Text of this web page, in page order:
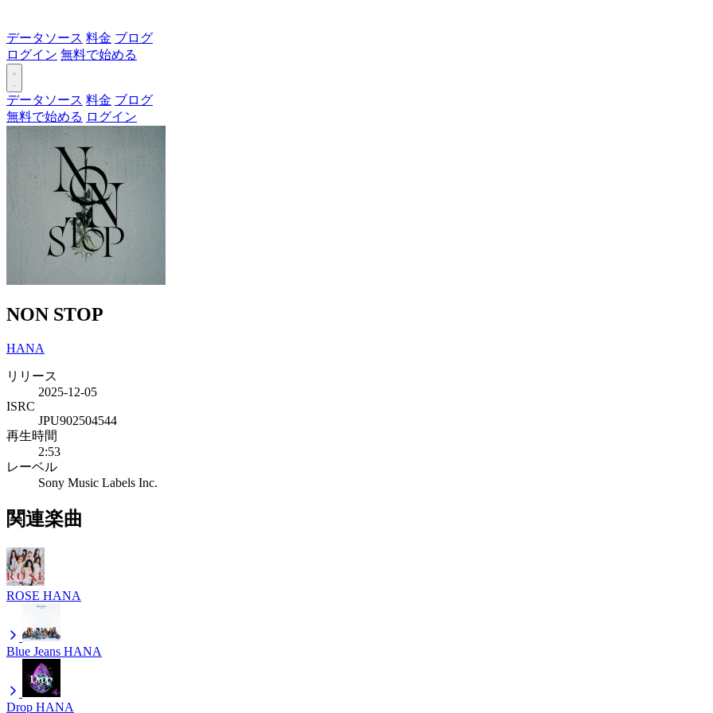
データソース 料金 ブログ
ログイン 無料で始める
データソース 料金 ブログ
無料で始める ログイン
NON STOP
HANA
リリース
2025-12-05
ISRC
JPU902504544
再生時間
2:53
レーベル
Sony Music Labels Inc.
関連楽曲
ROSE HANA
Blue Jeans HANA
Drop HANA